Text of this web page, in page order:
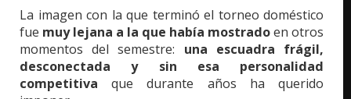
La imagen con la que terminó el torneo doméstico
fue muy lejana a la que había mostradoen otros
momentos del semestre: una escuadra frágil,
desconectada y sin esa personalidad
competitiva que durante años ha querido